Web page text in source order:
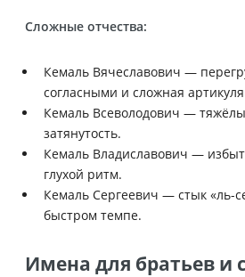
Сложные отчества:
Кемаль Вячеславович —
согласными и сложная
Кемаль Всеволодович —
затянутость.
Кемаль Владиславович —
глухой ритм.
Кемаль Сергеевич — стык «ль-
быстром темпе.
Имена для братьев и